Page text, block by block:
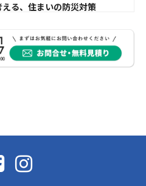
る、住まいの防災対策
、心よりお見舞い申し上げま
…
社長コラム